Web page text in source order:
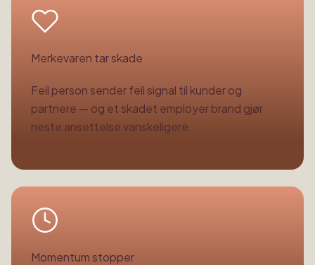
Merkevaren tar skade
Feil person sender feil signal til kunder og
partnere — og et skadet employer brand gjør
neste ansettelse vanskeligere.
Momentum stopper